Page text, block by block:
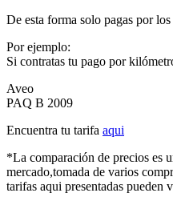
De esta forma solo pagas por
Por ejemplo:
Si contratas tu pago por
Aveo
PAQ B 2009
Encuentra tu tarifa aqui
*La comparación de precios es
mercado,tomada de varios
tarifas aqui presentadas pueden